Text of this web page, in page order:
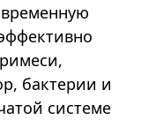
бактерии и
системе